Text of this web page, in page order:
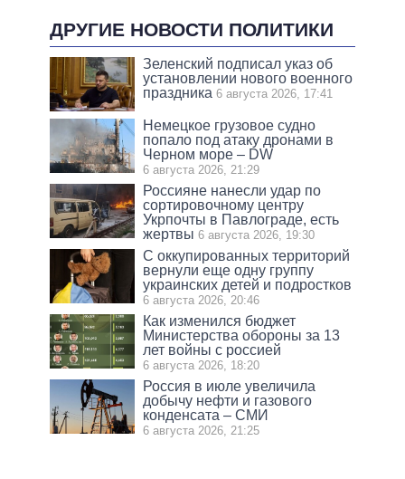
ДРУГИЕ НОВОСТИ ПОЛИТИКИ
Зеленский подписал указ об
установлении нового военного
праздника 6 августа 2026, 17:41
Немецкое грузовое судно
попало под атаку дронами в
Черном море – DW
6 августа 2026, 21:29
Россияне нанесли удар по
сортировочному центру
Укрпочты в Павлограде, есть
жертвы 6 августа 2026, 19:30
С оккупированных территорий
вернули еще одну группу
украинских детей и подростков
6 августа 2026, 20:46
Как изменился бюджет
Министерства обороны за 13
лет войны с россией
6 августа 2026, 18:20
Россия в июле увеличила
добычу нефти и газового
конденсата – СМИ
6 августа 2026, 21:25